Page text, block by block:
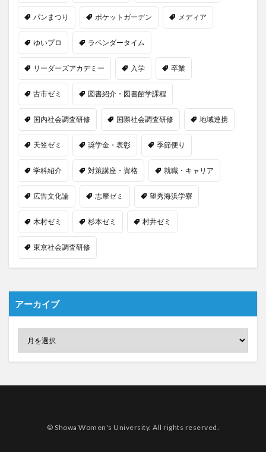
パンまつり ポケットガーデン メディア
ゆいプロ ラベンダータイム
リーダーズアカデミー 入学 卒業
古市ゼミ 図書紹介・図書館学課程
国内社会調査研修 国際社会調査研修 地域連携
天笠ゼミ 奨学金・表彰 季節便り
学科紹介 対策講座・資格 就職・キャリア
広告文化論 志摩ゼミ 望秀海浜学寮
木村ゼミ 杉本ゼミ 村井ゼミ
東京社会調査研修
アーカイブ
© Showa Women's University. All rights reserved.